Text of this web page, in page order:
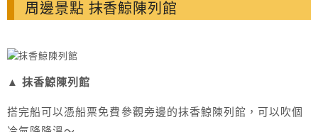
周邊景點 抹香鯨陳列館
▲ 抹香鯨陳列館
搭完船可以憑船票免費參觀旁邊的抹香鯨陳列館，可以吹個